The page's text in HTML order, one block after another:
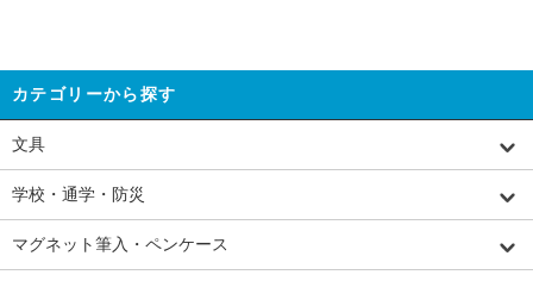
カテゴリーから探す
文具
学校・通学・防災
マグネット筆入・ペンケース